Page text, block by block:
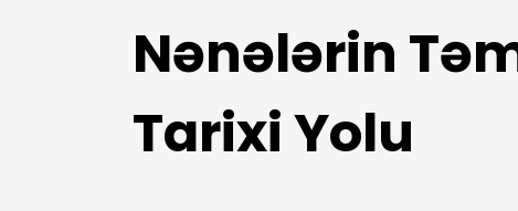
Nənələrin
Tarixi Yolu